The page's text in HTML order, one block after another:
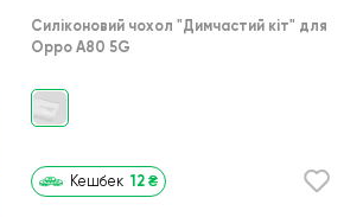
Силіконовий чохол "Димчастий кіт" для
Oppo A80 5G
Кешбек 12 ₴